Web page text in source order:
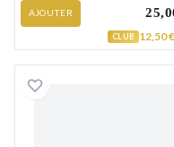
AJOUTER
CLUB 12,50
Pendentif